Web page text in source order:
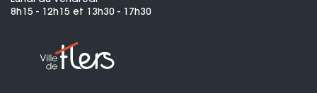
8h15 - 12h15 et 13h30 - 17h30